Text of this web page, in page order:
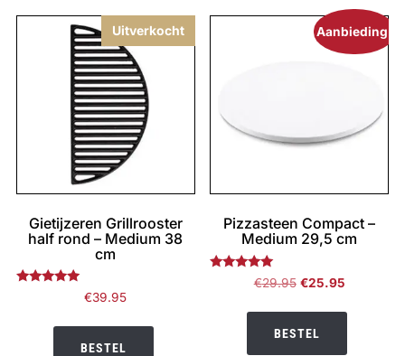
Uitverkocht
Gietijzeren Grillrooster
half rond – Medium 38
cm
€39.95
BESTEL
Aanbieding!
Pizzasteen Compact –
Medium 29,5 cm
Gewaardeerd
€29.95 Oorspronkelijke
€29.95.
€25.95Huidige
BESTEL